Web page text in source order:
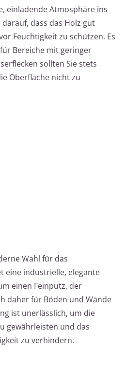
einladende Atmosphäre ins
darauf, dass das Holz gut
Feuchtigkeit zu schützen. Es
Bereiche mit geringer
sollten Sie stets
Oberfläche nicht zu
Wahl für das
eine industrielle, elegante
einen Feinputz, der
daher für Böden und Wände
ist unerlässlich, um die
gewährleisten und das
zu verhindern.